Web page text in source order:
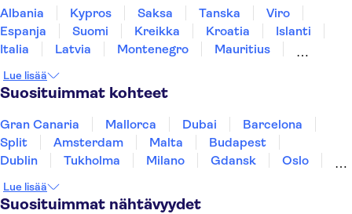
Mozart Residenz
Family Park
Swarovski Crystal Worlds
Albania Kypros Saksa Tanska
Viro
Espanja
Suomi Kreikka Kroatia
Islanti
Italia
Latvia Montenegro
Mauritius
Thaimaa
Turkki
Lue lisää
Suosituimmat kohteet
Gran Canaria Mallorca Dubai
Barcelona
Split
Amsterdam Malta
Budapest
Dublin
Tukholma Milano Gdansk
Oslo
Tallinna
Ljubljana Riika
Lue lisää
Suosituimmat nähtävyydet